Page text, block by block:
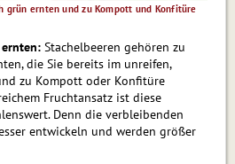
grün ernten und zu Kompott und Konfitüre
Stachelbeeren gehören zu
die Sie bereits im unreifen,
zu Kompott oder Konfitüre
Fruchtansatz ist diese
Denn die verbleibenden
entwickeln und werden größer